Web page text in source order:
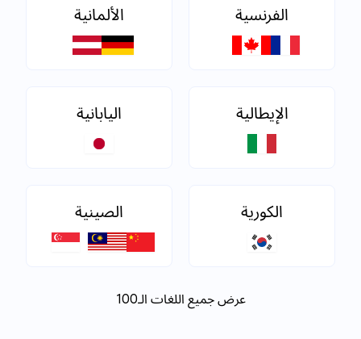
الفرنسية الألمانية
الإيطالية اليابانية
الكورية الصينية
عرض جميع اللغات الـ100